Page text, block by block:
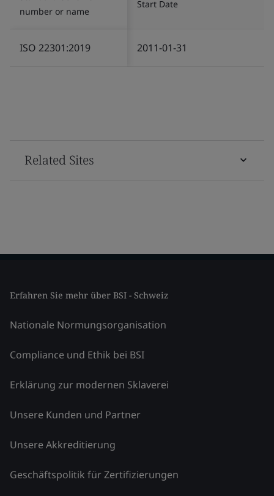
number or name
Start Date
ISO 22301:2019 2011-01-31
Related Sites
Erfahren Sie mehr über BSI - Schweiz
Nationale Normungsorganisation
Compliance und Ethik bei BSI
Erklärung zur modernen Sklaverei
Unsere Kunden und Partner
Unsere Akkreditierung
Geschäftspolitik für Zertifizierungen